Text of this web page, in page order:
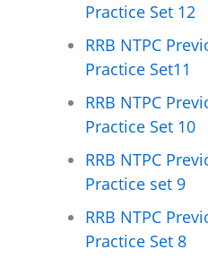
Practice Set 12
RRB NTPC
Practice Set11
RRB NTPC
Practice Set 10
RRB NTPC
Practice set 9
RRB NTPC
Practice Set 8